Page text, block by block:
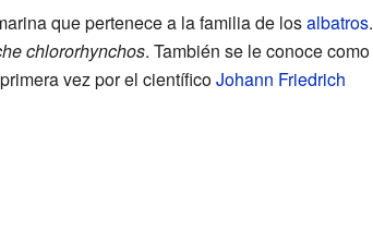
que pertenece a la familia de losalbatros.
chlororhynchos. También se le conoce como
vez por el científicoJohann Friedrich